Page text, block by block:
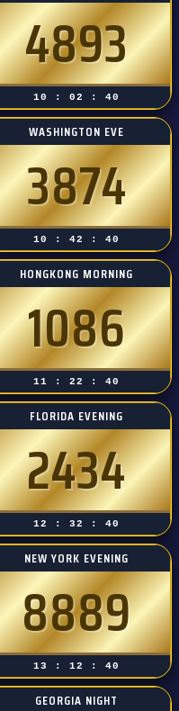
4893
10 : 02 : 39
WASHINGTON EVE
3874
10 : 42 : 39
HONGKONG MORNING
1086
11 : 22 : 39
FLORIDA EVENING
2434
12 : 32 : 39
NEW YORK EVENING
8889
13 : 12 : 39
GEORGIA NIGHT